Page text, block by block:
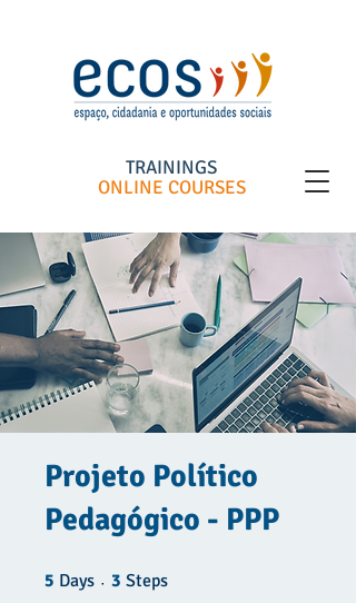
TRAININGS
ONLINE COURSES
Projeto Político
Pedagógico - PPP
5 Days 5 Days
3 Steps